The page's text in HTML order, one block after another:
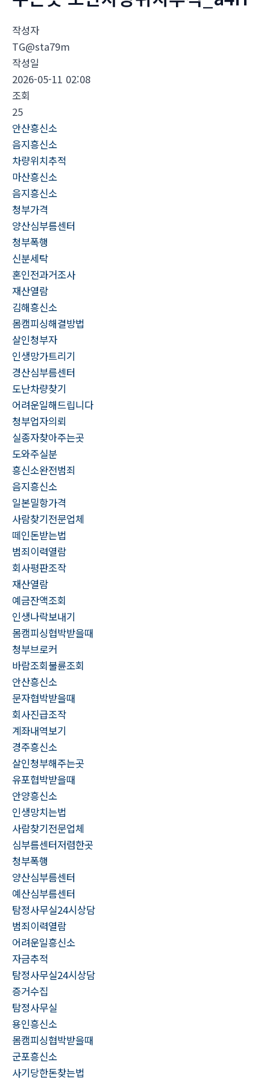
작성자
TG@sta79m
작성일
2026-05-11 02:08
조회
25
안산흥신소
음지흥신소
차량위치추적
마산흥신소
음지흥신소
청부가격
양산심부름센터
청부폭행
신분세탁
혼인전과거조사
재산열람
김해흥신소
몸캠피싱해결방법
살인청부자
인생망가트리기
경산심부름센터
도난차량찾기
어려운일해드립니다
청부업자의뢰
실종자찾아주는곳
도와주실분
흥신소완전범죄
음지흥신소
일본밀항가격
사람찾기전문업체
떼인돈받는법
범죄이력열람
회사평판조작
재산열람
예금잔액조회
인생나락보내기
몸캠피싱협박받을때
청부브로커
바람조회불륜조회
안산흥신소
문자협박받을때
회사진급조작
계좌내역보기
경주흥신소
살인청부해주는곳
유포협박받을때
안양흥신소
인생망치는법
사람찾기전문업체
심부름센터저렴한곳
청부폭행
양산심부름센터
예산심부름센터
탐정사무실24시상담
범죄이력열람
어려운일흥신소
자금추적
탐정사무실24시상담
증거수집
탐정사무실
용인흥신소
몸캠피싱협박받을때
군포흥신소
사기당한돈찾는법